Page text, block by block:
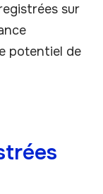
sur
potentiel de